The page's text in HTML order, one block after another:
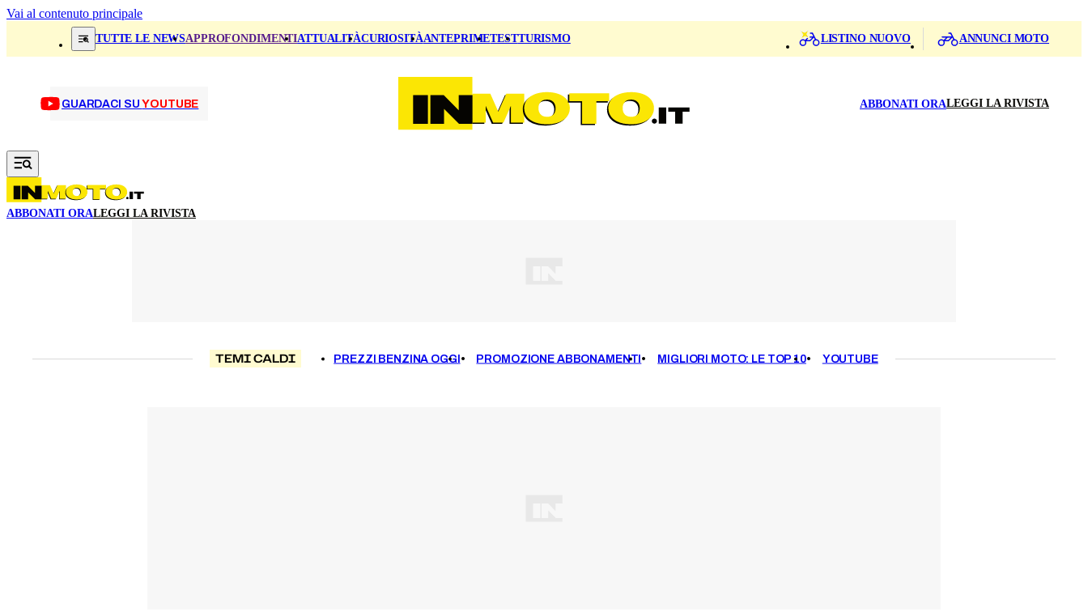
Vai al contenuto principale
TUTTE LE NEWSAPPROFONDIMENTIATTUALITÀCURIOSITÀANTEPRIMETESTTURISMO LISTINO NUOVO ANNUNCI MOTO
GUARDACI SUYOUTUBE ABBONATI ORALEGGI LA RIVISTA
ABBONATI ORALEGGI LA RIVISTA
TEMI CALDI PREZZI BENZINA OGGI PROMOZIONE ABBONAMENTI MIGLIORI MOTO: LE TOP 10 YOUTUBE